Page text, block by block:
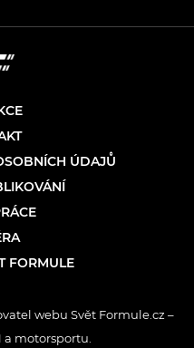
ÚDAJŮ
FORMULE
webu Svět Formule.cz –
a motorsportu.